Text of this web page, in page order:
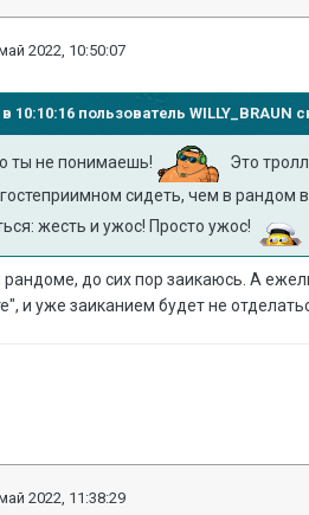
2022, 10:50:07
в 10:10:16 пользовательWILLY_BRAUN
ты не понимаешь!
Это
сидеть, чем в рандом
жесть и ужос! Просто ужос!
до сих пор заикаюсь. А
и уже заиканием будет не
2022, 11:38:29